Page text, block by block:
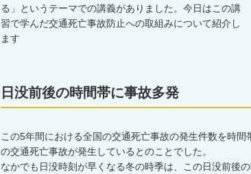
る」というテーマでの講義がありました。今日はこの講
習で学んだ交通死亡事故防止への取組みについて紹介し
ます
日没前後の時間帯に事故多発
この5年間における全国の交通死亡事故の発生件数を時
の交通死亡事故が発生しているとのことでした。
なかでも日没時刻が早くなる冬の時季は、この日没前後